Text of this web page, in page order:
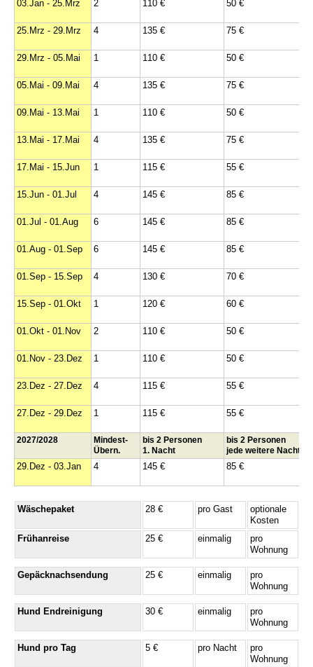
03.Jan - 25.Mrz 2 110 € 50 €
25.Mrz - 29.Mrz
4 135 € 75 €
29.Mrz - 05.Mai
1 110 € 50 €
05.Mai - 09.Mai
4 135 € 75 €
09.Mai - 13.Mai
1 110 € 50 €
13.Mai - 17.Mai
4 135 € 75 €
17.Mai - 15.Jun
1 115 € 55 €
15.Jun - 01.Jul
4 145 € 85 €
01.Jul - 01.Aug
6 145 € 85 €
01.Aug - 01.Sep
6 145 € 85 €
01.Sep - 15.Sep
4 130 € 70 €
15.Sep - 01.Okt
1 120 € 60 €
01.Okt - 01.Nov
2 110 € 50 €
01.Nov - 23.Dez
1 110 € 50 €
23.Dez - 27.Dez
4 115 € 55 €
27.Dez - 29.Dez
1 115 € 55 €
2027/2028
Mindest-
Übern.
bis 2 Personen
1. Nacht
bis 2 Personen
jede weitere Nacht
29.Dez - 03.Jan 4 145 € 85 €
Wäschepaket 28 € pro Gast
optionale
Kosten
Frühanreise
25 € einmalig
pro
Wohnung
Gepäcknachsendung 25 € einmalig
pro
Wohnung
Hund Endreinigung 30 € einmalig
pro
Wohnung
Hund pro Tag 5 € pro Nacht
pro
Wohnung